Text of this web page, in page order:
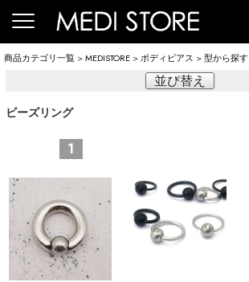
商品カテゴリ一覧 >MEDISTORE >ボディピアス >型から探す
並び替え
ビーズリング
1